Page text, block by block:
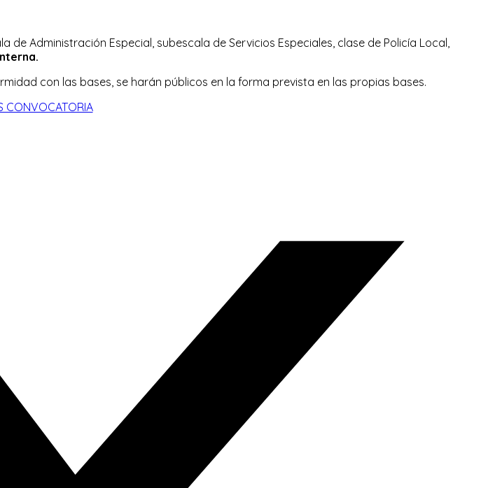
Administración Especial, subescala de Servicios Especiales, clase de Policía Local,
con las bases, se harán públicos en la forma prevista en las propias bases.
CONVOCATORIA